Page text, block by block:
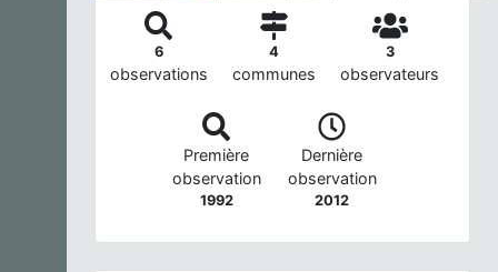
6
observations
4
communes
3
observateurs
Première
observation
1992
Dernière
observation
2012